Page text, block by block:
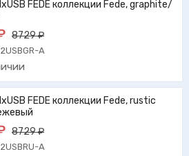
FEDE коллекции Fede, graphite/
8729 ₽
A
FEDE коллекции Fede, rustic
8729 ₽
A